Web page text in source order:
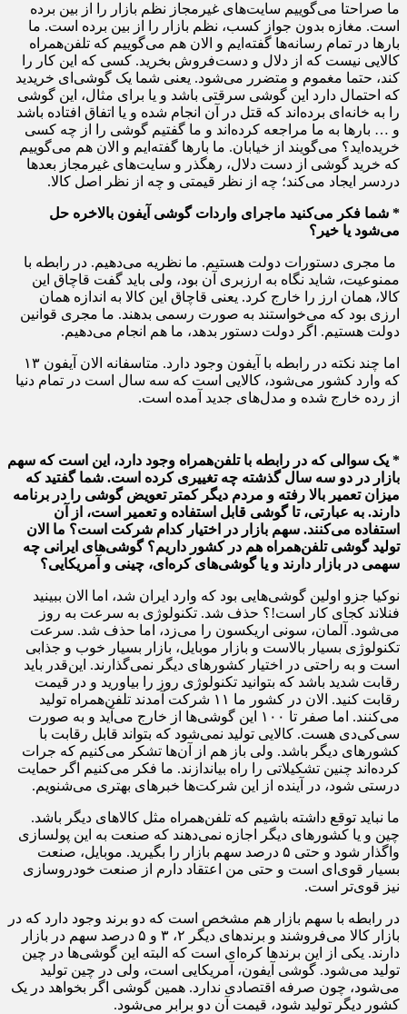
ما صراحتا می‌گوییم سایت‌های غیرمجاز نظم بازار را از بین برده
است. مغازه بدون جواز کسب، نظم بازار را از بین برده است. ما
بارها در تمام رسانه‌ها گفته‌ایم و الان هم می‌گوییم که تلفن‌همراه
کالایی نیست که از دلال و دست‌فروش بخرید. کسی که این کار را
کند، حتما مغموم و متضرر می‌شود. یعنی شما یک گوشی‌ای خریدید
که احتمال دارد این گوشی سرقتی باشد و یا برای مثال، این گوشی
را به خانه‌ای برده‌اند که قتل در آن انجام شده و یا اتفاق افتاده باشد
و … بارها به ما مراجعه کرده‌اند و ما گفتیم گوشی را از چه کسی
خریده‌اید؟ می‌گویند از خیابان. ما بارها گفته‌ایم و الان هم می‌گوییم
که خرید گوشی از دست دلال، رهگذر و سایت‌های غیرمجاز بعدها
دردسر ایجاد می‌کند؛ چه از نظر قیمتی و چه از نظر اصل کالا.
* شما فکر می‌کنید ماجرای واردات گوشی آیفون بالاخره حل
می‌شود یا خیر؟
ما مجری دستورات دولت هستیم. ما نظریه می‌دهیم. در رابطه با
ممنوعیت، شاید نگاه به ارزبری آن بود، ولی باید گفت قاچاق این
کالا، همان ارز را خارج کرد. یعنی قاچاق این کالا به اندازه همان
ارزی بود که می‌خواستند به صورت رسمی بدهند. ما مجری قوانین
دولت هستیم. اگر دولت دستور بدهد، ما هم انجام می‌دهیم.
اما چند نکته در رابطه با آیفون وجود دارد. متاسفانه الان آیفون ۱۳
که وارد کشور می‌شود، کالایی است که سه سال است در تمام دنیا
از رده خارج شده و مدل‌های جدید آمده است.
* یک سوالی که در رابطه با تلفن‌همراه وجود دارد، این است که سهم
بازار در دو سه سال گذشته چه تغییری کرده است. شما گفتید که
میزان تعمیر بالا رفته و مردم دیگر کمتر تعویض گوشی را در برنامه
دارند. به عبارتی، تا گوشی قابل استفاده و تعمیر است، از آن
استفاده می‌کنند. سهم بازار در اختیار کدام شرکت است؟ ما الان
تولید گوشی تلفن‌همراه هم در کشور داریم؟ گوشی‌های ایرانی چه
سهمی در بازار دارند و یا گوشی‌های کره‌ای، چینی و آمریکایی؟
نوکیا جزو اولین گوشی‌هایی بود که وارد ایران شد، اما الان ببینید
فنلاند کجای کار است!؟ حذف شد. تکنولوژی به سرعت به روز
می‌شود. آلمان، سونی اریکسون را می‌زد، اما حذف شد. سرعت
تکنولوژی بسیار بالاست و بازار موبایل، بازار بسیار خوب و جذابی
است و به راحتی در اختیار کشورهای دیگر نمی‌گذارند. این‌قدر باید
رقابت شدید باشد که بتوانید تکنولوژی روز را بیاورید و در قیمت
رقابت کنید. الان در کشور ما ۱۱ شرکت آمدند تلفن‌همراه تولید
می‌کنند. اما صفر تا ۱۰۰ این گوشی‌ها از خارج می‌آید و به صورت
سی‌کی‌دی هست. کالایی تولید نمی‌شود که بتواند قابل رقابت با
کشورهای دیگر باشد. ولی باز هم از آن‌ها تشکر می‌کنیم که جرات
کرده‌اند چنین تشکیلاتی را راه بیاندازند. ما فکر می‌کنیم اگر حمایت
درستی شود، در آینده از این شرکت‌ها خبرهای بهتری می‌شنویم.
ما نباید توقع داشته باشیم که تلفن‌همراه مثل کالاهای دیگر باشد.
چین و یا کشورهای دیگر اجازه نمی‌دهند که صنعت به این پولسازی
واگذار شود و حتی ۵ درصد سهم بازار را بگیرید. موبایل، صنعت
بسیار قوی‌ای است و حتی من اعتقاد دارم از صنعت خودروسازی
نیز قوی‌تر است.
در رابطه با سهم بازار هم مشخص است که دو برند وجود دارد که در
بازار کالا می‌فروشند و برندهای دیگر ۲، ۳ و ۵ درصد سهم در بازار
دارند. یکی از این برندها کره‌ای است که البته این گوشی‌ها در چین
تولید می‌شود. گوشی آیفون، آمریکایی است، ولی در چین تولید
می‌شود، چون صرفه اقتصادی ندارد. همین گوشی اگر بخواهد در یک
کشور دیگر تولید شود، قیمت آن دو برابر می‌شود.